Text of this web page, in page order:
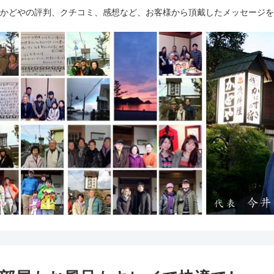
どやの評判、クチコミ、感想など、お客様から頂戴したメッセージ